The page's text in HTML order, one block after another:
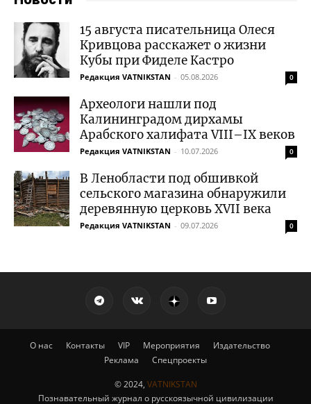
15 августа писательница Олеся
Кривцова расскажет о жизни
Кубы при Фиделе Кастро
Редакция VATNIKSTAN - 05.08.2026 0
Археологи нашли под
Калининградом дирхамы
Арабского халифата VIII–IX веков
Редакция VATNIKSTAN - 10.07.2026 0
В Ленобласти под обшивкой
сельского магазина обнаружили
деревянную церковь XVII века
Редакция VATNIKSTAN - 09.07.2026 0
О нас Контакты VIP Мероприятия
Издательство
Реклама
Спецпроекты
© 2024, VATNIKSTAN
Познавательный журнал о русскоязычной цивилизации